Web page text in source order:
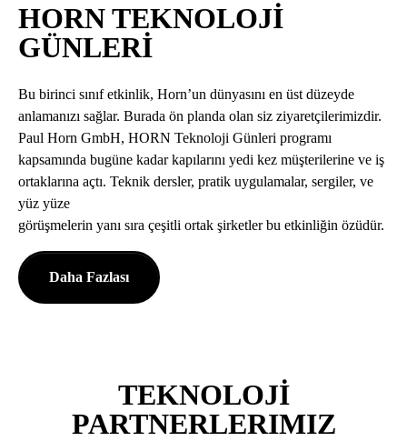
HORN TEKNOLOJI
GÜNLERI
Bu birinci sınıf etkinlik, Horn’un dünyasını en üst düzeyde
anlamanızı sağlar. Burada ön planda olan siz ziyaretçilerimizdir.
Paul Horn GmbH, HORN Teknoloji Günleri programı
kapsamında bugüne kadar kapılarını yedi kez müşterilerine ve iş
ortaklarına açtı. Teknik dersler, pratik uygulamalar, sergiler, ve
yüz yüze
görüşmelerin yanı sıra çeşitli ortak şirketler bu etkinliğin özüdür.
Daha Fazlası
TEKNOLOJI
PARTNERLERIMIZ